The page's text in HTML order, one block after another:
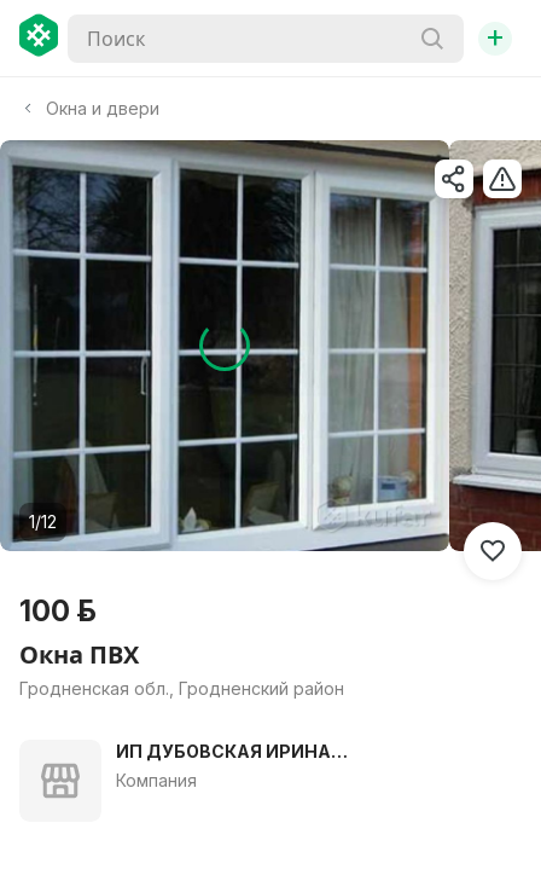
+
Окна и двери
1/12
100 р.
Окна ПВХ
Гродненская обл., Гродненский район
ИП ДУБОВСКАЯ ИРИНА
ВАСИЛЬЕВНА
Компания